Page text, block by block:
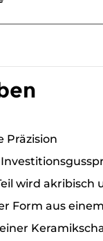
Präzision
wird akribisch
Form aus